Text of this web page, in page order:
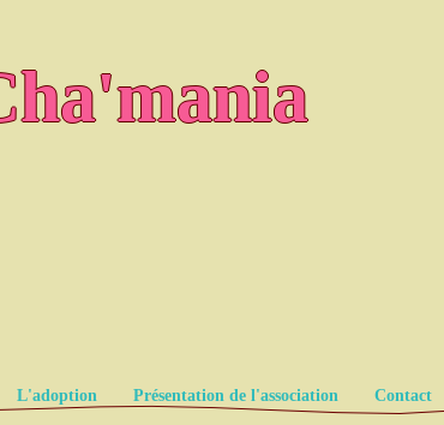
L'adoption Présentation de l'association Contact